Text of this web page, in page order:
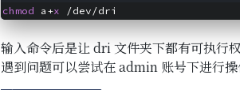
chmod a+x /dev/dri
输入命令后是让 dri 文件夹下都有可执行
遇到问题可以尝试在 admin 账号下进行操